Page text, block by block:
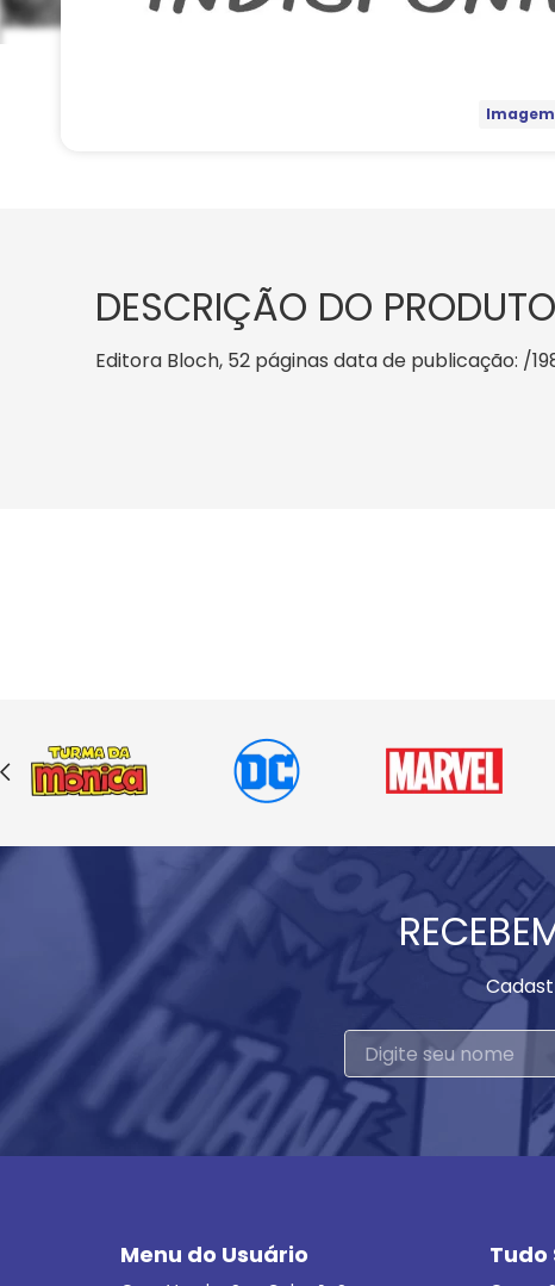
DESCRIÇÃO DO PRODUTO
Editora Bloch, 52 páginas data de publicação: /
Menu do Usuário Tudo